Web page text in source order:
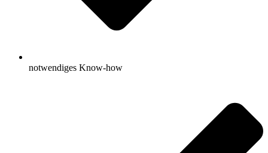
notwendiges Know-how